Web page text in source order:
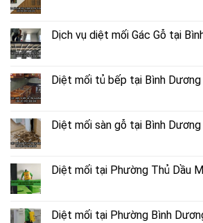
Dịch vụ diệt mối Gác Gỗ tại
Diệt mối tủ bếp tại Bình Dương
Diệt mối sàn gỗ tại Bình Dương
Diệt mối tại Phường Thủ Dầu
Diệt mối tại Phường Bình